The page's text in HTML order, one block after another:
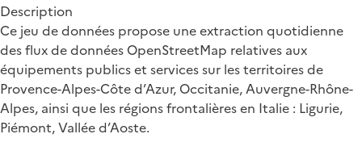
Description
Ce jeu de données propose une extraction quotidienne
des flux de données OpenStreetMap relatives aux
équipements publics et services sur les territoires de
Provence-Alpes-Côte d’Azur, Occitanie, Auvergne-Rhône-
Alpes, ainsi que les régions frontalières en Italie : Ligurie,
Piémont, Vallée d’Aoste.